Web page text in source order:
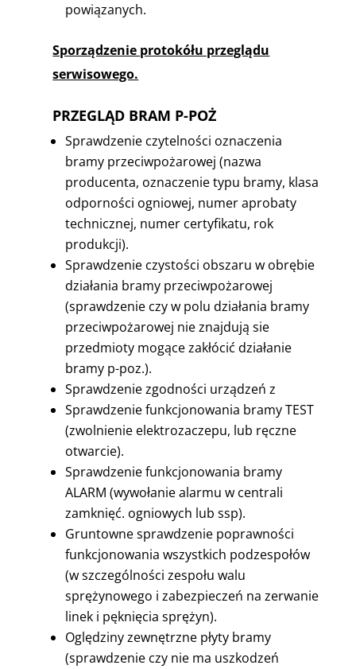
powiązanych.
Sporządzenie protokółu przeglądu
serwisowego.
PRZEGLĄD BRAM P-POŻ
Sprawdzenie czytelności oznaczenia
bramy przeciwpożarowej (nazwa
producenta, oznaczenie typu bramy, klasa
odporności ogniowej, numer aprobaty
technicznej, numer certyfikatu, rok
produkcji).
Sprawdzenie czystości obszaru w obrębie
działania bramy przeciwpożarowej
(sprawdzenie czy w polu działania bramy
przeciwpożarowej nie znajdują sie
przedmioty mogące zakłócić działanie
bramy p-poz.).
Sprawdzenie zgodności urządzeń z
Sprawdzenie funkcjonowania bramy TEST
(zwolnienie elektrozaczepu, lub ręczne
otwarcie).
Sprawdzenie funkcjonowania bramy
ALARM (wywołanie alarmu w centrali
zamknięć. ogniowych lub ssp).
Gruntowne sprawdzenie poprawności
funkcjonowania wszystkich podzespołów
(w szczególności zespołu walu
sprężynowego i zabezpieczeń na zerwanie
linek i pęknięcia sprężyn).
Oględziny zewnętrzne płyty bramy
(sprawdzenie czy nie ma uszkodzeń